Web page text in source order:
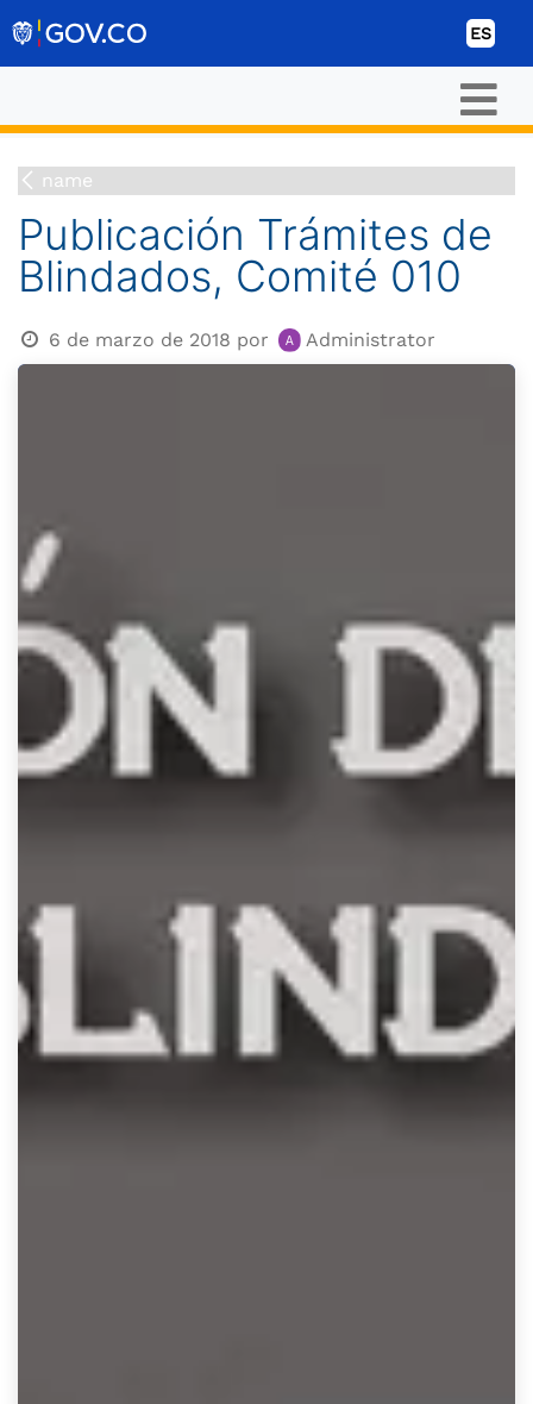
ES
name
Publicación Trámites de
Blindados, Comité 010
6 de marzo de 2018 por Administrator